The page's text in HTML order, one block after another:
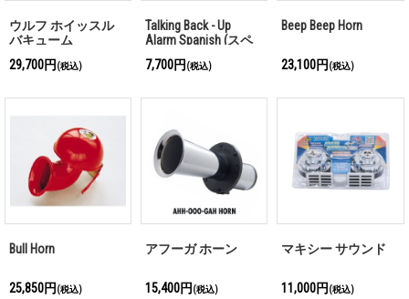
ウルフ ホイッスル
バキューム
29,700円 (税込)
Talking Back - Up
Alarm Spanish (スペ
7,700円 (税込)
Beep Beep Horn
23,100円 (税込)
Bull Horn
25,850円 (税込)
アフーガ ホーン
15,400円 (税込)
マキシー サウンド
11,000円 (税込)